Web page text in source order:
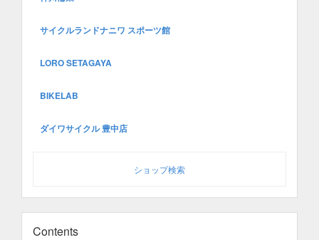
サイクルランドナニワ スポーツ館
LORO SETAGAYA
BIKELAB
ダイワサイクル 豊中店
ショップ検索
Contents